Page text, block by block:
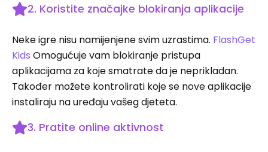
2. Koristite značajke blokiranja aplikacije
Neke igre nisu namijenjene svim uzrastima. FlashGet
Kids Omogućuje vam blokiranje pristupa
aplikacijama za koje smatrate da je neprikladan.
Također možete kontrolirati koje se nove aplikacije
instaliraju na uređaju vašeg djeteta.
3. Pratite online aktivnost